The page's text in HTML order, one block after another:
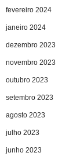
fevereiro 2024
janeiro 2024
dezembro 2023
novembro 2023
outubro 2023
setembro 2023
agosto 2023
julho 2023
junho 2023